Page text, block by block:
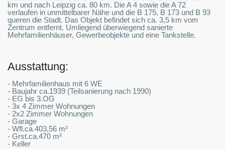
km und nach Leipzig ca. 80 km. Die A 4 sowie die A 72
verlaufen in unmittelbarer Nähe und die B 175, B 173 und B 93
queren die Stadt. Das Objekt befindet sich ca. 3,5 km vom
Zentrum entfernt. Umliegend überwiegend sanierte
Mehrfamilienhäuser, Gewerbeobjekte und eine Tankstelle.
Ausstattung:
- Mehrfamilienhaus mit 6 WE
- Baujahr ca.1939 (Teilsanierung nach 1990)
- EG bis 3.OG
- 3x 4 Zimmer Wohnungen
- 2x2 Zimmer Wohnungen
- Garage
- Wfl.ca.403,56 m²
- Grst.ca.470 m²
- Keller